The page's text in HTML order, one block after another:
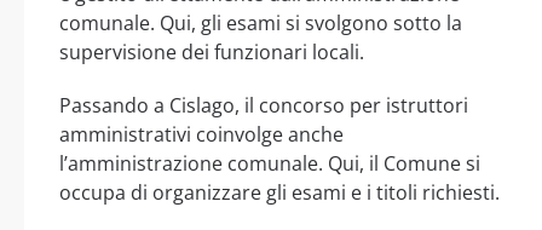
comunale. Qui, gli esami si svolgono sotto la
supervisione dei funzionari locali.
Passando a Cislago, il concorso per istruttori
amministrativi coinvolge anche
l’amministrazione comunale. Qui, il Comune si
occupa di organizzare gli esami e i titoli richiesti.